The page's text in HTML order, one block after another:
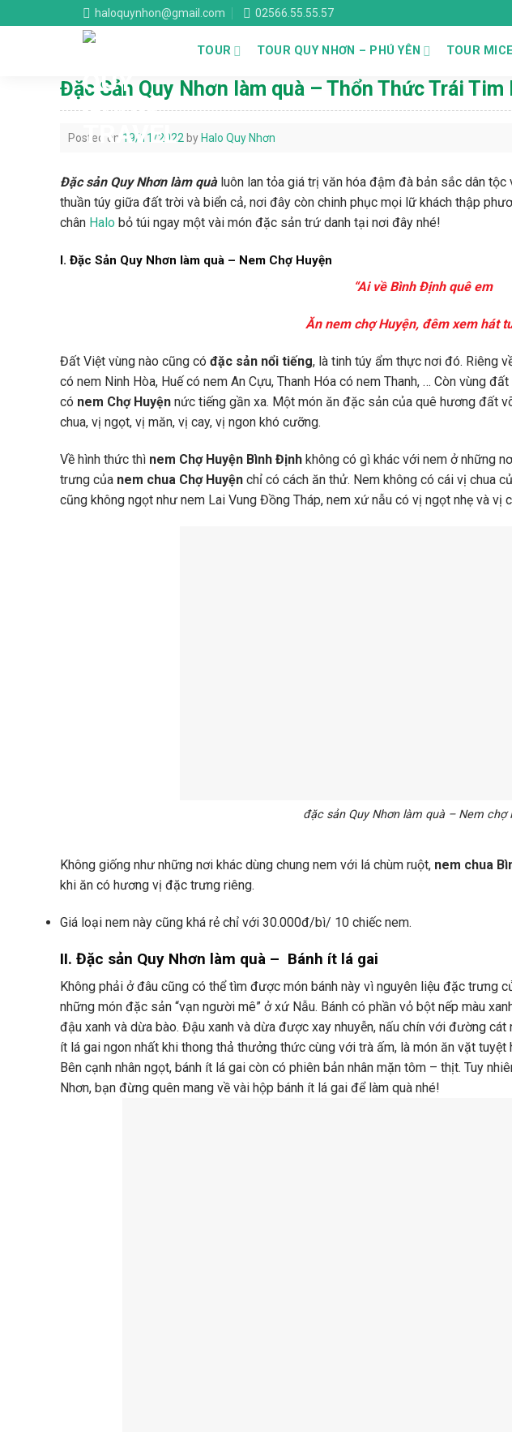
to
haloquynhon@gmail.com 02566.55.55.57
TOUR TOUR QUY NHƠN – PHÚ YÊN TOUR
Đặc Sản Quy Nhơn làm quà – Thổn Thức Trái Tim
Posted on 19/11/2022 by Halo Quy Nhơn
Đặc sản Quy Nhơn làm quàluôn lan tỏa giá trị văn hóa đậm đà bản sắc dân
thuần túy giữa đất trời và biển cả, nơi đây còn chinh phục mọi lữ khách thập
chân Halo bỏ túi ngay một vài món đặc sản trứ danh tại nơi đây nhé!
I. Đặc Sản Quy Nhơn làm quà – Nem Chợ Huyện
“Ai về Bình Định quê em
Ăn nem chợ Huyện, đêm xem hát
Đất Việt vùng nào cũng có đặc sản nổi tiếng, là tinh túy ẩm thực nơi đó. Riêng
có nem Ninh Hòa, Huế có nem An Cựu, Thanh Hóa có nem Thanh, … Còn vùng
có nem Chợ Huyện nức tiếng gần xa. Một món ăn đặc sản của quê hương đất
chua, vị ngọt, vị măn, vị cay, vị ngon khó cưỡng.
Về hình thức thì nem Chợ Huyện Bình Định không có gì khác với nem ở những
trưng của nem chua Chợ Huyện chỉ có cách ăn thử. Nem không có cái vị chua
cũng không ngọt như nem Lai Vung Đồng Tháp, nem xứ nẫu có vị ngọt nhẹ và vị
đặc sản Quy Nhơn làm quà – Nem chợ
Không giống như những nơi khác dùng chung nem với lá chùm ruột, nem chua
khi ăn có hương vị đặc trưng riêng.
Giá loại nem này cũng khá rẻ chỉ với 30.000đ/bì/ 10 chiếc nem.
II. Đặc sản Quy Nhơn làm quà – Bánh ít lá gai
Không phải ở đâu cũng có thể tìm được món bánh này vì nguyên liệu đặc trưng
những món đặc sản “vạn người mê” ở xứ Nẫu. Bánh có phần vỏ bột nếp màu
đậu xanh và dừa bào. Đậu xanh và dừa được xay nhuyễn, nấu chín với đường
ít lá gai ngon nhất khi thong thả thưởng thức cùng với trà ấm, là món ăn vặt
Bên cạnh nhân ngọt, bánh ít lá gai còn có phiên bản nhân mặn tôm – thịt. Tuy
Nhơn, bạn đừng quên mang về vài hộp bánh ít lá gai để làm quà nhé!